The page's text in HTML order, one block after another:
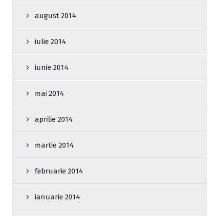
august 2014
iulie 2014
iunie 2014
mai 2014
aprilie 2014
martie 2014
februarie 2014
ianuarie 2014